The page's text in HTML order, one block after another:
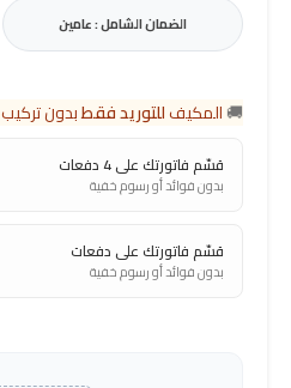
الضمان الشامل : عامين
🚚المكيفللتوريد فقطبدون تركيب
قسّم فاتورتك على 4 دفعات
بدون فوائد أو رسوم خفية
قسّم فاتورتك على دفعات
بدون فوائد أو رسوم خفية